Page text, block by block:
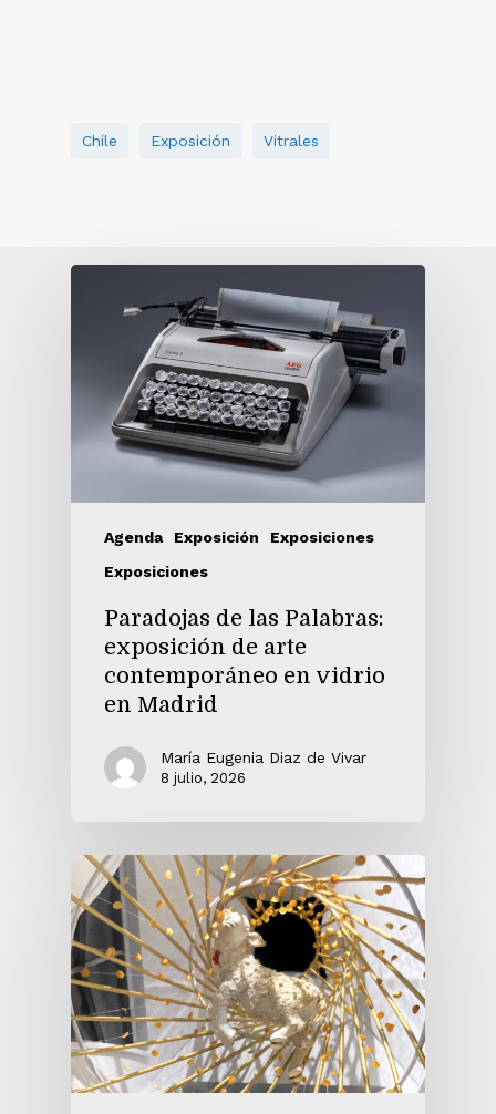
Chile Exposición Vitrales
Agenda Exposición
Exposiciones
Exposiciones
Paradojas de las Palabras:
exposición de arte
contemporáneo en vidrio
en Madrid
María Eugenia Diaz de Vivar
8 julio, 2026